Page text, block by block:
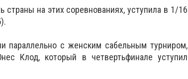
на этих соревнованиях, уступила в 1/16
параллельно с женским сабельным турниром,
Клод, который в четвертьфинале уступил